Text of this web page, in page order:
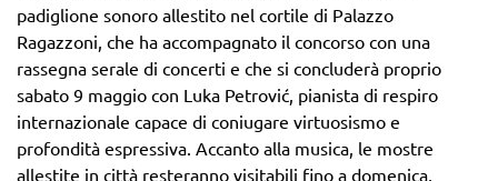
padiglione sonoro allestito nel cortile di Palazzo
Ragazzoni, che ha accompagnato il concorso con una
rassegna serale di concerti e che si concluderà proprio
sabato 9 maggio con Luka Petrović, pianista di respiro
internazionale capace di coniugare virtuosismo e
profondità espressiva. Accanto alla musica, le mostre
allestite in città resteranno visitabili fino a domenica,